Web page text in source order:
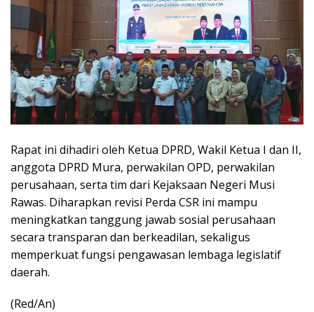
Rapat ini dihadiri oleh Ketua DPRD, Wakil Ketua I dan II,
anggota DPRD Mura, perwakilan OPD, perwakilan
perusahaan, serta tim dari Kejaksaan Negeri Musi
Rawas. Diharapkan revisi Perda CSR ini mampu
meningkatkan tanggung jawab sosial perusahaan
secara transparan dan berkeadilan, sekaligus
memperkuat fungsi pengawasan lembaga legislatif
daerah.
(Red/An)